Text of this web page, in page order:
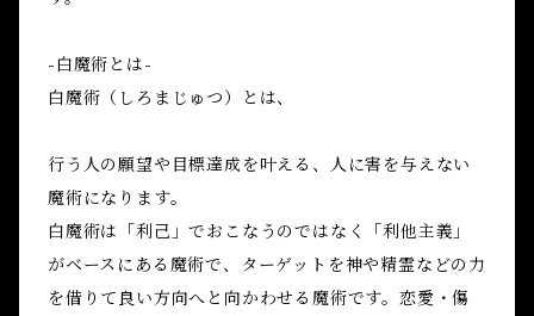
-白魔術とは-
白魔術（しろまじゅつ）とは、
行う人の願望や目標達成を叶える、人に害を与えない
魔術になります。
白魔術は「利己」でおこなうのではなく「利他主義」
がベースにある魔術で、ターゲットを神や精霊などの力
を借りて良い方向へと向かわせる魔術です。恋愛・傷